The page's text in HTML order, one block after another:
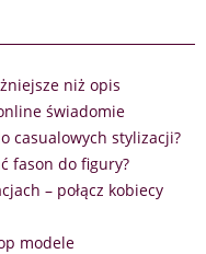
niż opis
świadomie
casualowych stylizacji?
fason do figury?
– połącz kobiecy
modele